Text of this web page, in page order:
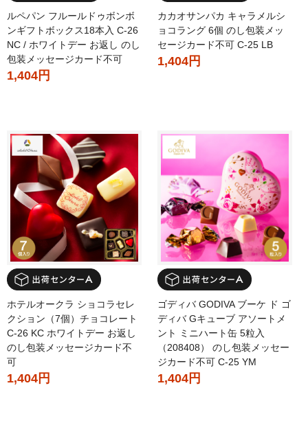
ルペパン フルールドゥボンボ
ンギフトボックス18本入 C-26
NC / ホワイトデー お返し のし
包装メッセージカード不可
1,404円
カカオサンパカ キャラメルシ
ョコラング 6個 のし包装メッ
セージカード不可 C-25 LB
1,404円
ホテルオークラ ショコラセレ
クション（7個）チョコレート
C-26 KC ホワイトデー お返し
のし包装メッセージカード不
可
1,404円
ゴディバ GODIVA ブーケ ド ゴ
ディバ Gキューブ アソートメ
ント ミニハート缶 5粒入
（208408） のし包装メッセー
ジカード不可 C-25 YM
1,404円